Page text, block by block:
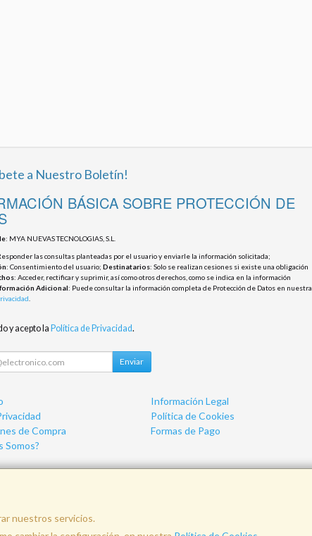
nuestros servicios.
a Nuestro Boletín!
BÁSICA SOBRE PROTECCIÓN DE
: MYA NUEVAS TECNOLOGIAS, S.L.
las consultas planteadas por el usuario y enviarle la información solicitada;
: Consentimiento del usuario; Destinatarios: Solo se realizan cesiones si existe una obligación
: Acceder, rectificar y suprimir, así como otros derechos, como se indica en la información
Adicional: Puede consultar la información completa de Protección de Datos en nuestra
y acepto la Política de Privacidad.
Enviar
Información Legal
Política de Cookies
de Compra
Formas de Pago
Somos?
Info@vemainformatica.com